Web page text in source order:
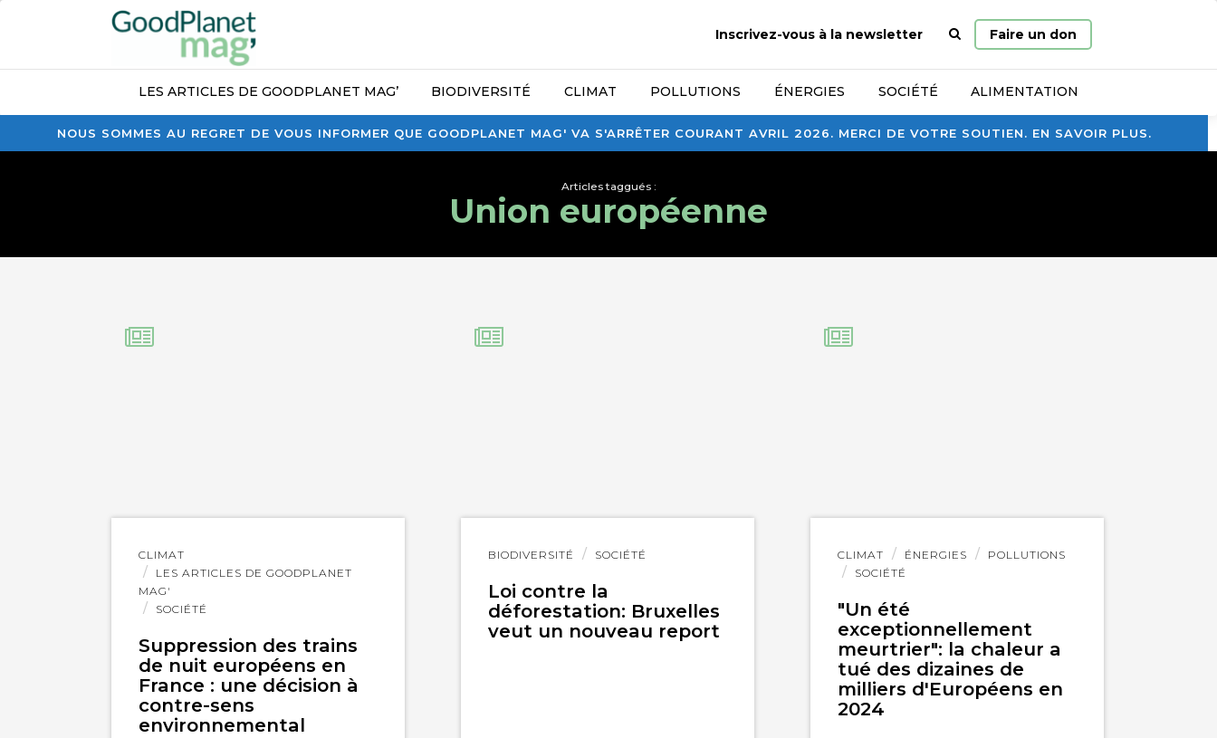
NOUS SOMMES AU REGRET DE VOUS INFORMER QUE GOODPLANET MAG' VA S'ARRÊTER COURANT AVRIL 2026. MERCI DE VOTRE SOUTIEN. EN SAVOIR PLUS.
Inscrivez-vous à la newsletter
Page
d’accueil
Faire un don
LES ARTICLES DE GOODPLANET MAG’ BIODIVERSITÉ CLIMAT POLLUTIONS ÉNERGIES SOCIÉTÉ ALIMENTATION
Articles taggués :
Union européenne
CLIMAT
LES ARTICLES DE GOODPLANET
MAG'
SOCIÉTÉ
Suppression des trains
de nuit européens en
France : une décision à
contre-sens
environnemental
Lire
l'article
BIODIVERSITÉ SOCIÉTÉ
Loi contre la
déforestation: Bruxelles
veut un nouveau report
Lire
CLIMAT ÉNERGIES
POLLUTIONS
SOCIÉTÉ
"Un été
exceptionnellement
meurtrier": la chaleur a
tué des dizaines de
milliers d'Européens en
2024
Lire
l'article